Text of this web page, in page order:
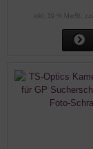
inkl. 19 % MwSt.